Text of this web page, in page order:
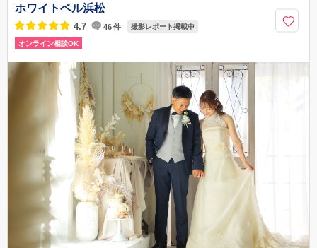
ホワイトベル浜松
4.7 46件 撮影レポート掲載中
オンライン相談OK